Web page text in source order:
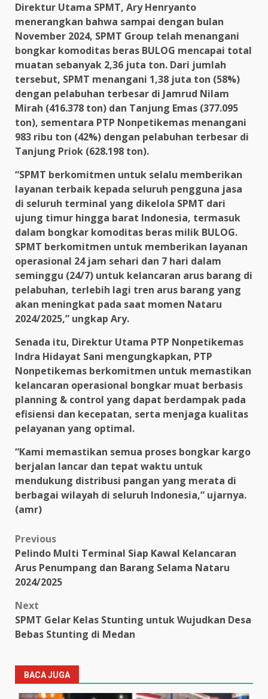
Direktur Utama SPMT, Ary Henryanto
menerangkan bahwa sampai dengan bulan
November 2024, SPMT Group telah menangani
bongkar komoditas beras BULOG mencapai total
muatan sebanyak 2,36 juta ton. Dari jumlah
tersebut, SPMT menangani 1,38 juta ton (58%)
dengan pelabuhan terbesar di Jamrud Nilam
Mirah (416.378 ton) dan Tanjung Emas (377.095
ton), sementara PTP Nonpetikemas menangani
983 ribu ton (42%) dengan pelabuhan terbesar di
Tanjung Priok (628.198 ton).
“SPMT berkomitmen untuk selalu memberikan
layanan terbaik kepada seluruh pengguna jasa
di seluruh terminal yang dikelola SPMT dari
ujung timur hingga barat Indonesia, termasuk
dalam bongkar komoditas beras milik BULOG.
SPMT berkomitmen untuk memberikan layanan
operasional 24 jam sehari dan 7 hari dalam
seminggu (24/7) untuk kelancaran arus barang di
pelabuhan, terlebih lagi tren arus barang yang
akan meningkat pada saat momen Nataru
2024/2025,” ungkap Ary.
Senada itu, Direktur Utama PTP Nonpetikemas
Indra Hidayat Sani mengungkapkan, PTP
Nonpetikemas berkomitmen untuk memastikan
kelancaran operasional bongkar muat berbasis
planning & control yang dapat berdampak pada
efisiensi dan kecepatan, serta menjaga kualitas
pelayanan yang optimal.
“Kami memastikan semua proses bongkar kargo
berjalan lancar dan tepat waktu untuk
mendukung distribusi pangan yang merata di
berbagai wilayah di seluruh Indonesia,” ujarnya.
(amr)
Post
navigation
Previous
Pelindo Multi Terminal Siap Kawal Kelancaran
Arus Penumpang dan Barang Selama Nataru
2024/2025
Next
SPMT Gelar Kelas Stunting untuk Wujudkan Desa
Bebas Stunting di Medan
BACA JUGA